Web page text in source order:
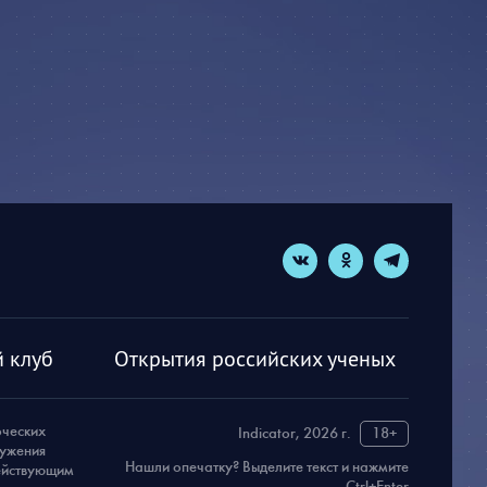
клуб Открытия российских ученых
Indicator, 2026 г.
18+
Нашли опечатку? Выделите текст и нажмите